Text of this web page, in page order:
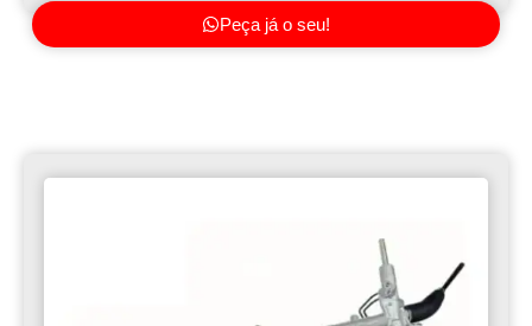
Peça já o seu!